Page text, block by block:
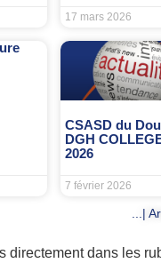
17 mars 2026
CSASD du
DGH
2026
7 février 2026
...|
directement dans les